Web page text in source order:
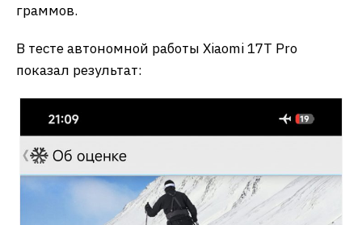
граммов.
В тесте автономной работы Xiaomi 17T Pro
показал результат: